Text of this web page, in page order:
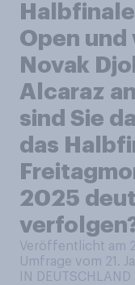
Open
Novak
Alcaraz
sind Sie
das
2025
Veröffentlicht am
Umfrage vom 21.
IN DEUTSCHLAND